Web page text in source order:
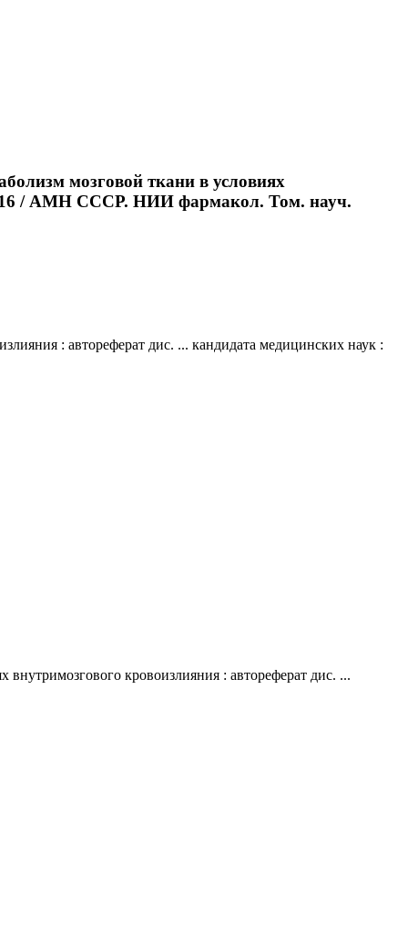
мозговой ткани в условиях
/ АМН СССР. НИИ фармакол. Том. науч.
: автореферат дис. ... кандидата медицинских наук :
кровоизлияния : автореферат дис. ...